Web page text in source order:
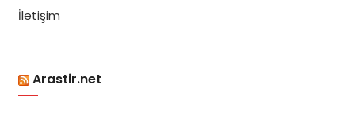
İletişim
Arastir.net